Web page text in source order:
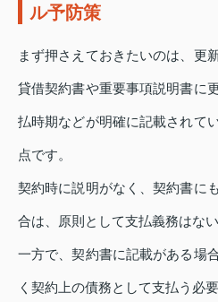
ル予防策
まず押さえておきたいのは、更
貸借契約書や重要事項説明書に
払時期などが明確に記載されて
点です。
契約時に説明がなく、契約書に
合は、原則として支払義務はな
一方で、契約書に記載がある場
く契約上の債務として支払う必